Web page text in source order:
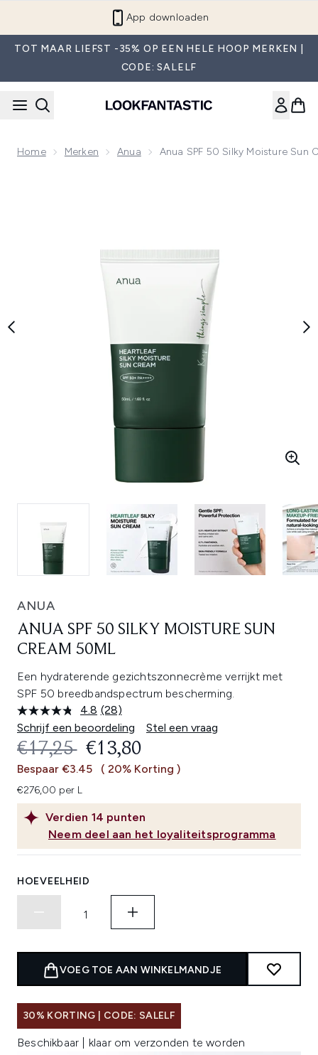
App downloaden
TOT MAAR LIEFST -35% OP EEN HELE HOOP MERKEN |
CODE: SALELF
Home Merken Anua Anua SPF 50 Silky Moisture Sun
ANUA
ANUA SPF 50 SILKY MOISTURE SUN
CREAM 50ML
Een hydraterende gezichtszonnecrème verrijkt met
SPF 50 breedbandspectrum bescherming.
4.8 Lees
28
beoordelingen.
Dezelfde
paginalink.
(28)
Schrijf een beoordeling
Stel een vraag
Verdien 14 punten
Neem deel aan het loyaliteitsprogramma
RECOMMENDED RETAIL PRICE:
€17,25 HUIDIGE PRIJS:
€13,80
Bespaar €3.45 ( 20% Korting )
€276,00 per L
HOEVEELHEID
VOEG TOE AAN WINKELMANDJE
30% KORTING | CODE: SALELF
Beschikbaar | klaar om verzonden te worden